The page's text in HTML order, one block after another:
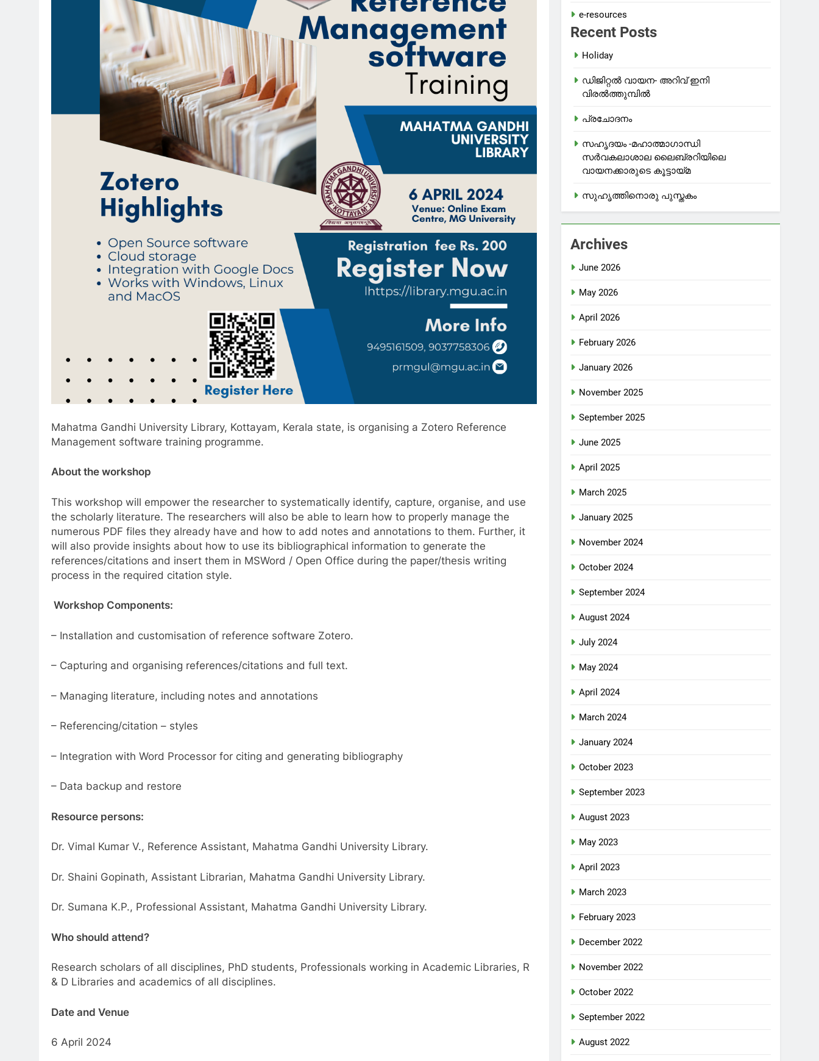
Mahatma Gandhi University Library, Kottayam, Kerala state, is organising a Zotero Reference
Management software training programme.
About the workshop
This workshop will empower the researcher to systematically identify, capture, organise, and use
the scholarly literature. The researchers will also be able to learn how to properly manage the
numerous PDF files they already have and how to add notes and annotations to them. Further, it
will also provide insights about how to use its bibliographical information to generate the
references/citations and insert them in MSWord / Open Office during the paper/thesis writing
process in the required citation style.
Workshop Components:
– Installation and customisation of reference software Zotero.
– Capturing and organising references/citations and full text.
– Managing literature, including notes and annotations
– Referencing/citation – styles
– Integration with Word Processor for citing and generating bibliography
– Data backup and restore
Resource persons:
Dr. Vimal Kumar V., Reference Assistant, Mahatma Gandhi University Library.
Dr. Shaini Gopinath, Assistant Librarian, Mahatma Gandhi University Library.
Dr. Sumana K.P., Professional Assistant, Mahatma Gandhi University Library.
Who should attend?
Research scholars of all disciplines, PhD students, Professionals working in Academic Libraries, R
& D Libraries and academics of all disciplines.
Date and Venue
6 April 2024
e-resources
Recent Posts
Holiday
ഡിജിറ്റൽ വായന- അറിവ് ഇനി
വിരൽത്തുമ്പിൽ
പ്രചോദനം
സഹൃദയം -മഹാത്മാഗാന്ധി
സർവകലാശാല ലൈബ്രറിയിലെ
വായനക്കാരുടെ കൂട്ടായ്മ
സുഹൃത്തിനൊരു പുസ്തകം
Archives
June 2026
May 2026
April 2026
February 2026
January 2026
November 2025
September 2025
June 2025
April 2025
March 2025
January 2025
November 2024
October 2024
September 2024
August 2024
July 2024
May 2024
April 2024
March 2024
January 2024
October 2023
September 2023
August 2023
May 2023
April 2023
March 2023
February 2023
December 2022
November 2022
October 2022
September 2022
August 2022